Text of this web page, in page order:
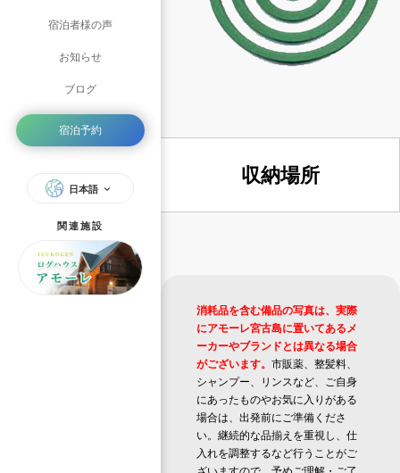
宿泊者様の声
お知らせ
ブログ
宿泊予約
日本語
関連施設
収納場所
消耗品を含む備品の写真は、実際
にアモーレ宮古島に置いてあるメ
ーカーやブランドとは異なる場合
がございます。 市販薬、整髪料、
シャンプー、リンスなど、ご自身
にあったものやお気に入りがある
場合は、出発前にご準備くださ
い。継続的な品揃えを重視し、仕
入れを調整するなど行うことがご